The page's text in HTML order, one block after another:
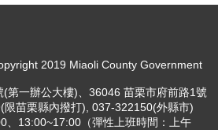
2019 Miaoli County Government
第一辦公大樓)、36046 苗栗市府前路1號
限苗栗縣內撥打), 037-322150(外縣市)
、13:00~17:00（彈性上班時間：上午